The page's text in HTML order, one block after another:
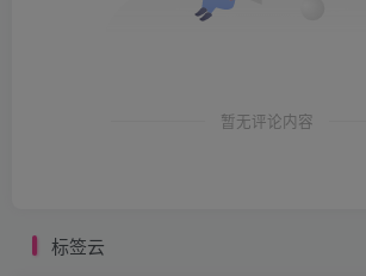
暂无评论内容
标签云